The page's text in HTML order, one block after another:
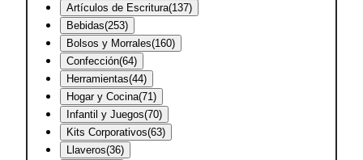
Artículos de Escritura(137)
Bebidas(253)
Bolsos y Morrales(160)
Confección(64)
Herramientas(44)
Hogar y Cocina(71 )
Infantil y Juegos(70)
Kits Corporativos(63)
Llaveros(36)